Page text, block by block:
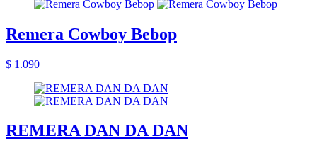
Remera Cowboy Bebop
$ 1.090
REMERA DAN DA DAN